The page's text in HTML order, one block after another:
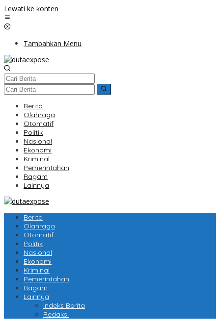
Lewati ke konten
Tambahkan Menu
Berita
Olahraga
Otomatif
Politik
Nasional
Ekonomi
Kriminal
Pemerintahan
Ragam
Lainnya
Berita
Olahraga
Otomatif
Politik
Nasional
Ekonomi
Kriminal
Pemerintahan
Ragam
Lainnya
Indeks Berita
Redaksi